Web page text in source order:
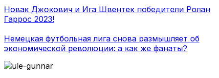
Новак Джокович и Ига Швентек победители Ролан
Гаррос 2023!
Немецкая футбольная лига снова размышляет об
экономической революции: а как же фанаты?